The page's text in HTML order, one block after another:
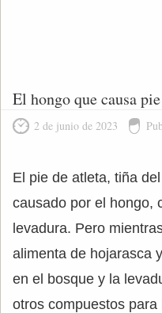
El hongo que causa
2 de junio de 2023
El pie de atleta, tiña
causado por el hongo,
levadura. Pero
alimenta de hojarasca
en el bosque y la
otros compuestos para